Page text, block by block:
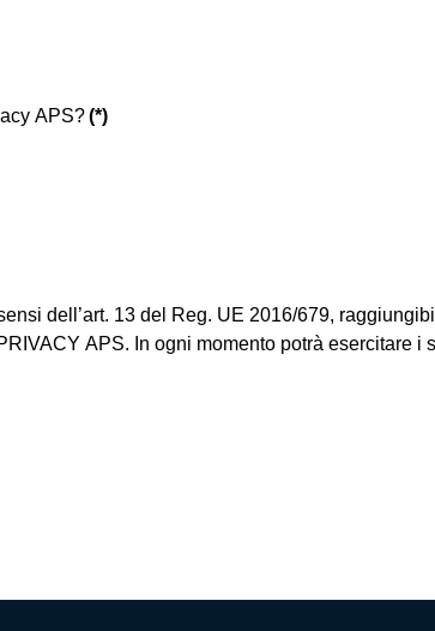
APS?(*)
dell’art. 13 del Reg. UE 2016/679,
APS. In ogni momento potrà esercitare i